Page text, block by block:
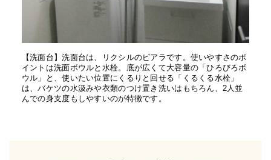
【洗面台】洗面台は、リクシルのピアラです。使いやすさのポ
イントは洗面ボウルと水栓。底が広くて大容量の「ひろびろボ
ウル」と、使いたい位置にくるりと回せる「くるくる水栓」
は、バケツの水汲みや衣類のつけ置き洗いはもちろん、2人並
んでの身支度もしやすいのが特徴です。